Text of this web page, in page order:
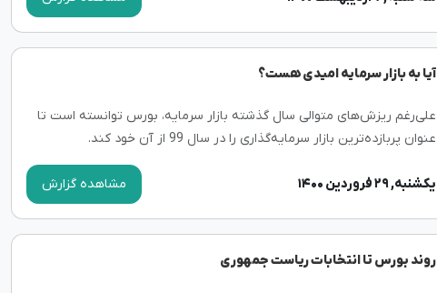
آیا به بازار سرمایه امیدی هست؟
علی‌رغم ریزش‌های متوالی سال گذشته بازار سرمایه، بورس توانسته است تا
عنوان پربازده‌ترین بازار سرمایه‌گذاری را در سال 99 از آن خود کند.
یکشنبه, ۲۹ فروردین ۱۴۰۰ مشاهده گزارش
روند بورس تا انتخابات ریاست جمهوری